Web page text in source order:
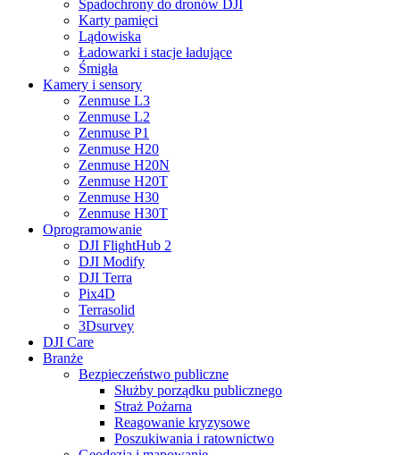
Spadochrony do dronów DJI
Karty pamięci
Lądowiska
Ładowarki i stacje ładujące
Śmigła
Kamery i sensory
Zenmuse L3
Zenmuse L2
Zenmuse P1
Zenmuse H20
Zenmuse H20N
Zenmuse H20T
Zenmuse H30
Zenmuse H30T
Oprogramowanie
DJI FlightHub 2
DJI Modify
DJI Terra
Pix4D
Terrasolid
3Dsurvey
DJI Care
Branże
Bezpieczeństwo publiczne
Służby porządku publicznego
Straż Pożarna
Reagowanie kryzysowe
Poszukiwania i ratownictwo